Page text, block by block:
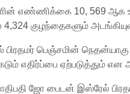
எண்ணிக்கை 10, 569 ஆக
குழந்தைகளும்
பிரதமர் பெஞ்சமின்
எதிர்ப்பை ஏற்படுத்தும்
ஜோ பைடன் இஸ்ரேல்